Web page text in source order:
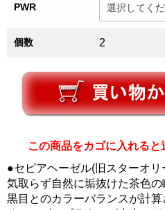
PWR
個数 2
この商品をカゴに入れると
●セピアヘーゼル(旧スターオリ
気取らず自然に垢抜けた茶色の
黒目とのカラーバランスが計